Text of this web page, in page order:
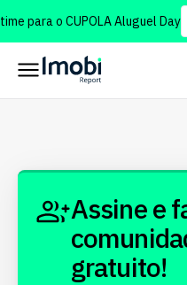
para o CUPOLA Aluguel Day
Assine e
gratuito!